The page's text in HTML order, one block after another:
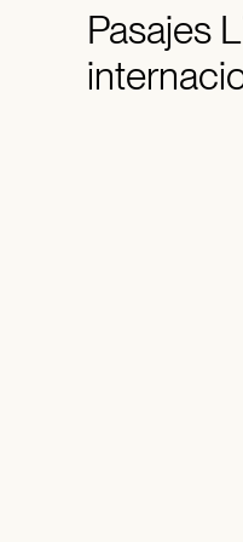
Pasajes